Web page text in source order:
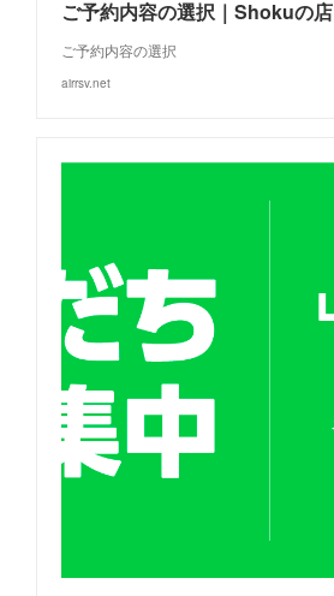
ご予約内容の選択｜Shokuの店
ご予約内容の選択
airrsv.net